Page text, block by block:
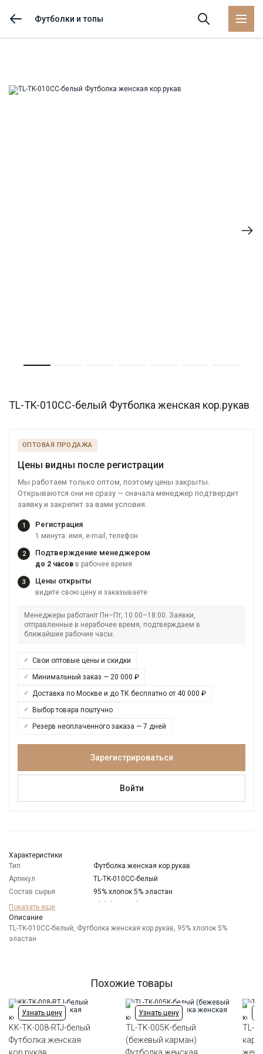
Футболки и топы
TL-TK-010СС-белый Футболка женская кор.рукав
ОПТОВАЯ ПРОДАЖА
Цены видны после регистрации
Мы работаем только оптом, поэтому цены закрыты.
Открываются они не сразу — сначала менеджер подтвердит
заявку и закрепит за вами условия.
1 Регистрация
1 минута: имя, e-mail, телефон
2 Подтверждение менеджером
до 2 часов в рабочее время
3 Цены открыты
видите свою цену и заказываете
Менеджеры работают Пн–Пт, 10:00–18:00. Заявки,
отправленные в нерабочее время, подтверждаем в
ближайшие рабочие часы.
Свои оптовые цены и скидки
Минимальный заказ — 20 000 ₽
Доставка по Москве и до ТК бесплатно от 40 000 ₽
Выбор товара поштучно
Резерв неоплаченного заказа — 7 дней
Зарегистрироваться
Войти
Характеристики
Тип
Футболка женская кор.рукав
Артикул
TL-TK-010СС-белый
Состав сырья
95% хлопок 5% эластан
Бренд
Модель
Цвет
Белый
Ворот
Показать еще
Описание
TL-TK-010СС-белый, Футболка женская кор.рукав, 95% хлопок 5%
эластан
Похожие товары
Узнать цену
KK-TK-008-RTJ-белый
Футболка женская
Узнать цену
TL-TK-005K-белый
(бежевый карман)
TL-